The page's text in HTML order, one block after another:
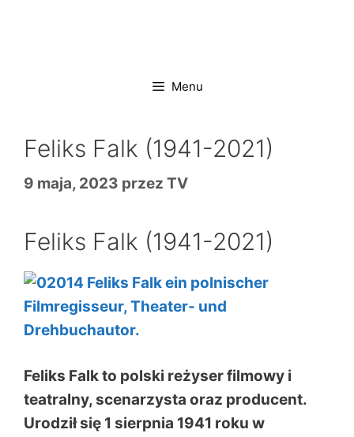
Menu
Feliks Falk (1941-2021)
9 maja, 2023 przez TV
Feliks Falk (1941-2021)
Feliks Falk to polski reżyser filmowy i
teatralny, scenarzysta oraz producent.
Urodził się 1 sierpnia 1941 roku w